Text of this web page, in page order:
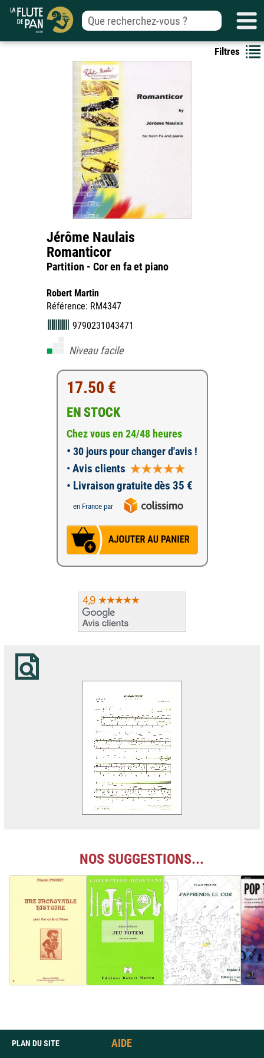
Filtres
Jérôme Naulais
Romanticor
Partition - Cor en fa et piano
Robert Martin
Référence: RM4347
9790231043471
Niveau facile
17.50 €
EN STOCK
Chez vous en 24/48 heures
• 30 jours pour changer d'avis !
• Avis clients
• Livraison gratuite dès 35 €
en France par
NOS SUGGESTIONS...
PLAN DU SITE
AIDE